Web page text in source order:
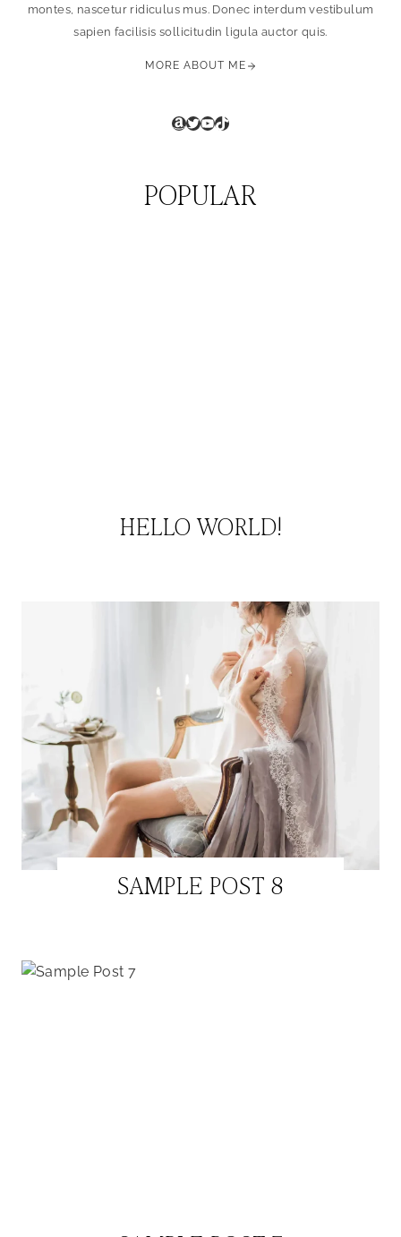
montes, nascetur ridiculus mus. Donec interdum vestibulum
sapien facilisis sollicitudin ligula auctor quis.
MORE ABOUT ME
Amazon
Twitter
YouTube
TikTok
POPULAR
HELLO WORLD!
SAMPLE POST 8